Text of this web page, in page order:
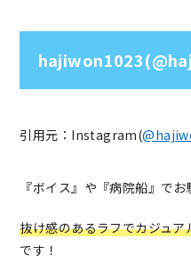
引用元：Instagram(
『ボイス』や『病院船』で
抜け感のあるラフでカジュア
です！